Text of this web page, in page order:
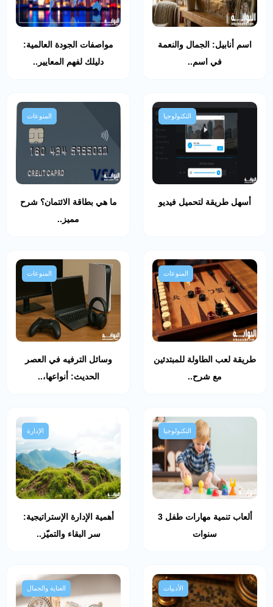
اسم أنابيل: الجمال والنعمة
في اسم..
مواصفات الجودة العالمية:
دليلك لفهم المعايير..
التكنولوجيا
أسهل طريقة لتحميل فيديو
المنوعات
ما هي بطاقة الائتمان؟ شرح
مميز..
المنوعات
طريقة لعب الطاولة للمبتدئين
مع شرح..
المنوعات
وسائل الترفيه في العصر
الحديث: أنواعها،..
التكنولوجيا
ألعاب تنمية مهارات طفل 3
سنوات
الإدارة
أهمية الإدارة الإستراتيجية:
سر البقاء والتميّز..
الأدبيات العناية والجمال